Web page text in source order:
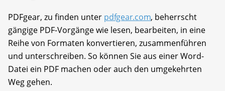
PDFgear, zu finden unter pdfgear.com, beherrscht
gängige PDF-Vorgänge wie lesen, bearbeiten, in eine
Reihe von Formaten konvertieren, zusammenführen
und unterschreiben. So können Sie aus einer Word-
Datei ein PDF machen oder auch den umgekehrten
Weg gehen.